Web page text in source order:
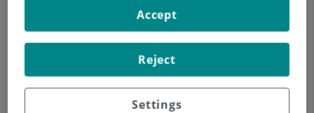
Hospital Universitari General de Catalunya
08190 Sant Cugat del Vallés Barcelona
Settings
Reject
Accept